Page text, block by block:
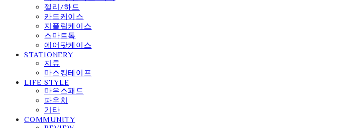
젤리/하드
카드케이스
지플립케이스
스마트톡
에어팟케이스
STATIONERY
지류
마스킹테이프
LIFE STYLE
마우스패드
파우치
기타
COMMUNITY